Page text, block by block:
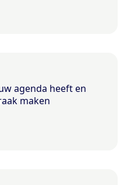
agenda heeft en
maken